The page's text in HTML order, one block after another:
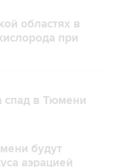
областях в
при
спад в Тюмени
будут
аэрацией